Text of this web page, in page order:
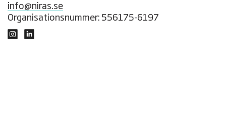
info@niras.se
Organisationsnummer: 556175-6197